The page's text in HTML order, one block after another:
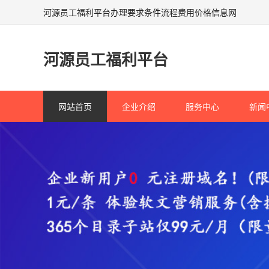
河源员工福利平台办理要求条件流程费用价格信息网
河源员工福利平台
网站首页 企业介绍 服务中心 新闻